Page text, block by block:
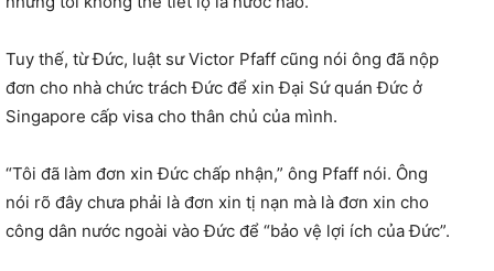
Tuy thế, từ Đức, luật sư Victor Pfaff cũng nói ông đã nộp
đơn cho nhà chức trách Đức để xin Đại Sứ quán Đức ở
Singapore cấp visa cho thân chủ của mình.
“Tôi đã làm đơn xin Đức chấp nhận,” ông Pfaff nói. Ông
nói rõ đây chưa phải là đơn xin tị nạn mà là đơn xin cho
công dân nước ngoài vào Đức để “bảo vệ lợi ích của Đức”.